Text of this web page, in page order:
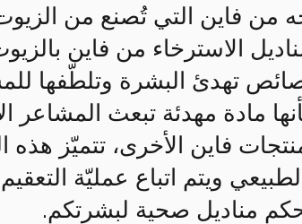
من فاين التي تُصنع من
الاسترخاء من فاين
خصائص تهدئ البشرة وتلطّفها
مادة مهدئة تبعث المشاعر
فاين الأخرى، تتميّز هذه
ويتم اتباع عمليّة
مناديل صحية لبشرتكم.